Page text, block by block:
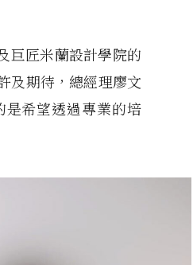
匠米蘭設計學院的
及期待，總經理廖文
希望透過專業的培